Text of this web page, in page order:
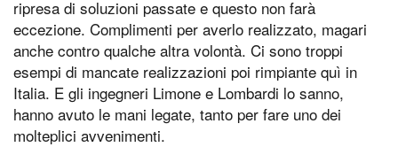
ripresa di soluzioni passate e questo non farà
eccezione. Complimenti per averlo realizzato, magari
anche contro qualche altra volontà. Ci sono troppi
esempi di mancate realizzazioni poi rimpiante quì in
Italia. E gli ingegneri Limone e Lombardi lo sanno,
hanno avuto le mani legate, tanto per fare uno dei
molteplici avvenimenti.